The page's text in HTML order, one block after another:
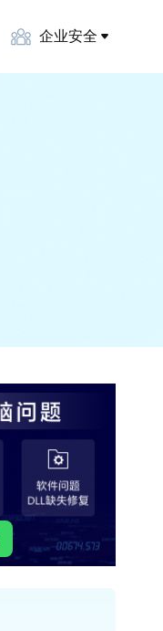
企业安全